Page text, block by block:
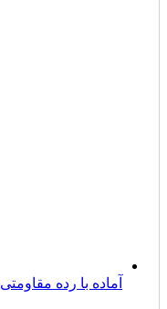
آماده با رده مقاومتیC15(عیار 270)